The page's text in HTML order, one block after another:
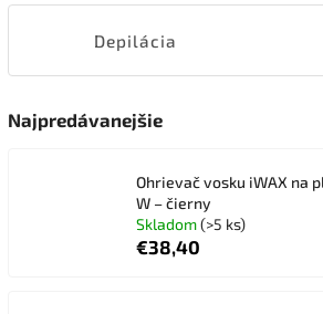
Depilácia
Najpredávanejšie
Ohrievač vosku iWAX na
W – čierny
Skladom(>5 ks)
€38,40